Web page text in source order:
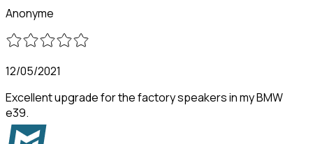
Anonyme
12/05/2021
Excellent upgrade for the factory speakers in my BMW
e39.